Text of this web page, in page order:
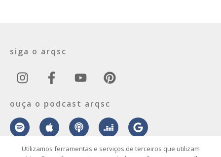
siga o arqsc
ouça o podcast arqsc
Utilizamos ferramentas e serviços de terceiros que utilizam